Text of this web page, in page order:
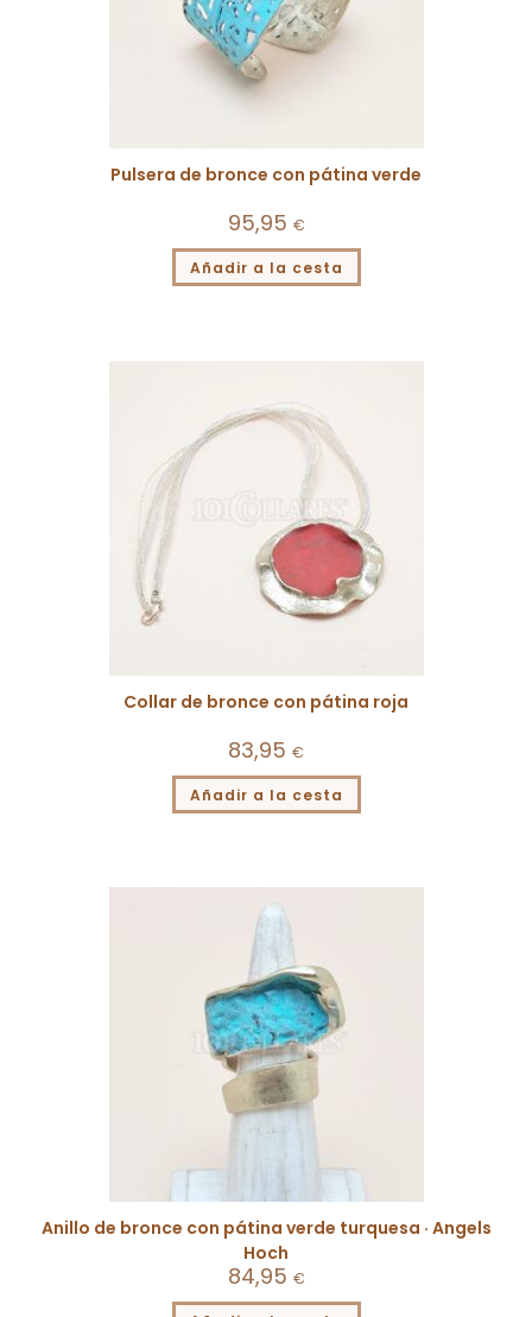
Pulsera de bronce con pátina verde
95,95 €
Añadir a la cesta
Collar de bronce con pátina roja
83,95 €
Añadir a la cesta
Anillo de bronce con pátina verde turquesa · Angels
Hoch
84,95 €